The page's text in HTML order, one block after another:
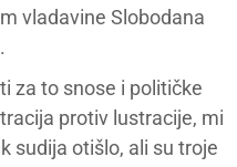
vladavine Slobodana
za to snose i političke
protiv lustracije, mi
sudija otišlo, ali su troje